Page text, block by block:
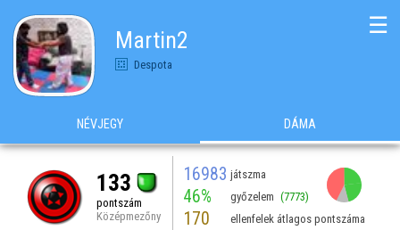
Martin2
Despota
☰
NÉVJEGY DÁMA
133
pontszám
Középmezőny
16983 játszma
46% győzelem (7773)
170 ellenfelek átlagos pontszáma